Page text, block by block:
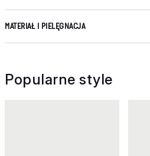
MATERIAŁ I PIELĘGNACJA
Popularne style